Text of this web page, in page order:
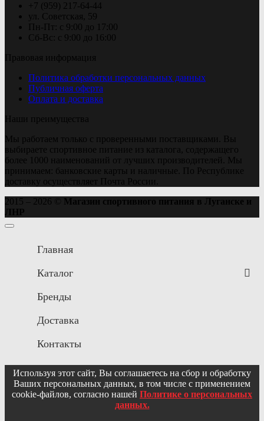
+7 (959) 217-64-44
ул. Советская, 59
Пн-Пт: с 9:00 до 17:00
Сб-Вс: с 9:00 до 16:00
Правовая информация
Политика обработки персональных данных
Публичная оферта
Оплата и доставка
Наши преимущества
Мы работаем только с проверенными поставщиками. Вы
выбираете спортивное питание из каталога, содержащего
более 1000 наименований от лучших производителей. Мы
принимаем: банковские карты и наличные. По Республике
доставку осуществляет Почта России.
2015 – 2026 ©
Магазин спортивного питания в Луганске и
ЛНР
Главная
Каталог
Бренды
Доставка
Контакты
Используя этот сайт, Вы соглашаетесь на сбор и обработку
Ваших персональных данных, в том числе с применением
cookie-файлов, согласно нашей Политике о персональных
данных.